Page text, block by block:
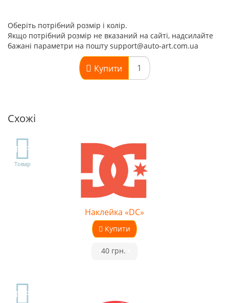
Оберіть потрібний розмір і колір.
Якщо потрібний розмір не вказаний на сайті, надсилайте
бажані параметри на пошту support@auto-art.com.ua
Купити
Схожі
TOP
Товар
Наклейка «DC»
Купити
40 грн.
TOP